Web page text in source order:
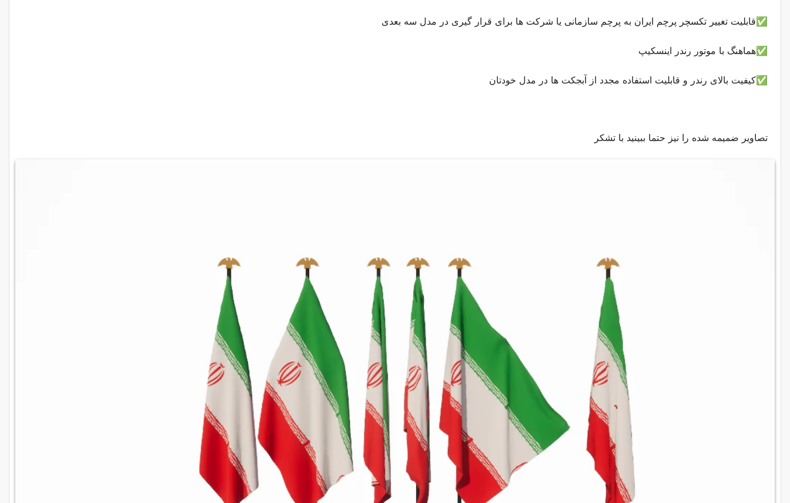
✅قابلیت تغییر تکسچر پرچم ایران به پرچم سازمانی یا شرکت ها برای قرار گیری در مدل سه بعدی
✅هماهنگ با موتور رندر اینسکیپ
✅کیفیت بالای رندر و قابلیت استفاده مجدد از آبجکت ها در مدل خودتان
تصاویر ضمیمه شده را نیز حتما ببینید با تشکر